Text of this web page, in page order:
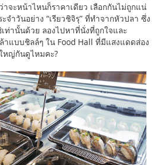
าจะหน้าไหนก็ราคาเดียว เลือกกันไม่ถูกแน่
จำวันอย่าง “เรียวชิจิรุ” ที่ทำจากหัวปลา ซึ่ง
านั้นด้วย ลองไปหาที่นั่งที่ถูกใจและ
าแบบชิลล์ๆ ใน Food Hall ที่มีแสงแดดส่อง
หญ่กันดูไหมคะ?